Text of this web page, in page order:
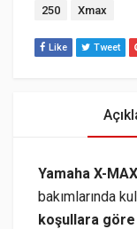
Tags:
250 Xmax
Like Tweet
Yamaha X-
bakımlarında
koşullara göre